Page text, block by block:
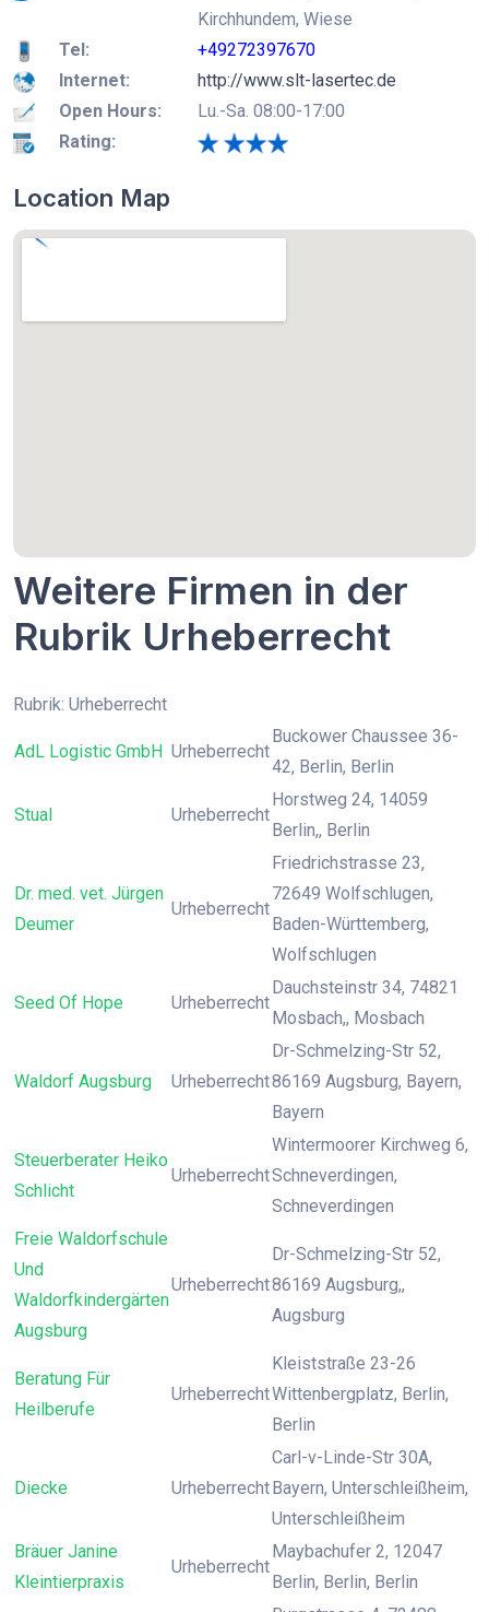
Kirchhundem, Wiese
Tel:
+49272397670
Internet:
http://www.slt-lasertec.de
Open Hours:
Lu.-Sa. 08:00-17:00
Rating:
Location Map
Weitere Firmen in der
Rubrik Urheberrecht
Rubrik: Urheberrecht
AdL Logistic GmbH Urheberrecht
Buckower Chaussee 36-
42, Berlin, Berlin
Stual Urheberrecht
Horstweg 24, 14059
Berlin,, Berlin
Dr. med. vet. Jürgen
Deumer
Urheberrecht
Friedrichstrasse 23,
72649 Wolfschlugen,
Baden-Württemberg,
Wolfschlugen
Seed Of Hope Urheberrecht
Dauchsteinstr 34, 74821
Mosbach,, Mosbach
Waldorf Augsburg Urheberrecht
Dr-Schmelzing-Str 52,
86169 Augsburg, Bayern,
Bayern
Steuerberater Heiko
Schlicht
Urheberrecht
Wintermoorer Kirchweg 6,
Schneverdingen,
Schneverdingen
Freie Waldorfschule
Und
Waldorfkindergärten
Augsburg
Urheberrecht
Dr-Schmelzing-Str 52,
86169 Augsburg,,
Augsburg
Beratung Für
Heilberufe
Urheberrecht
Kleiststraße 23-26
Wittenbergplatz, Berlin,
Berlin
Diecke Urheberrecht
Carl-v-Linde-Str 30A,
Bayern, Unterschleißheim,
Unterschleißheim
Bräuer Janine
Kleintierpraxis
Urheberrecht
Maybachufer 2, 12047
Berlin, Berlin, Berlin